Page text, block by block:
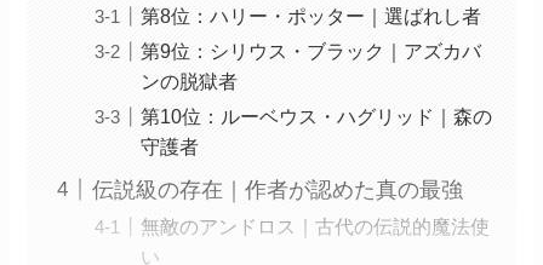
第8位：ハリー・ポッター｜選ばれし者
第9位：シリウス・ブラック｜アズカバ
ンの脱獄者
第10位：ルーベウス・ハグリッド｜森の
守護者
伝説級の存在｜作者が認めた真の最強
無敵のアンドロス｜古代の伝説的魔法使
い